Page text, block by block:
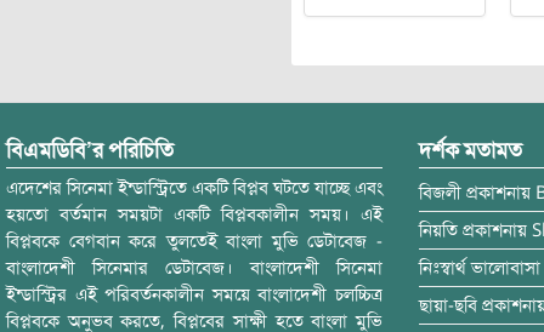
বিএমডিবি’র পরিচিতি
এদেশের সিনেমা ইন্ডাস্ট্রিতে একটি বিপ্লব ঘটতে যাচ্ছে এবং
হয়তো বর্তমান সময়টা একটি বিপ্লবকালীন সময়। এই
বিপ্লবকে বেগবান করে তুলতেই বাংলা মুভি ডেটাবেজ -
বাংলাদেশী সিনেমার ডেটাবেজ। বাংলাদেশী সিনেমা
ইন্ডাস্ট্রির এই পরিবর্তনকালীন সময়ে বাংলাদেশী চলচ্চিত্র
বিপ্লবকে অনুভব করতে, বিপ্লবের সাক্ষী হতে বাংলা মুভি
দর্শক মতামত
বিজলী প্রকাশনায়
নিয়তি প্রকাশনায়
নিঃস্বার্থ ভালোবাসা
ছায়া-ছবি